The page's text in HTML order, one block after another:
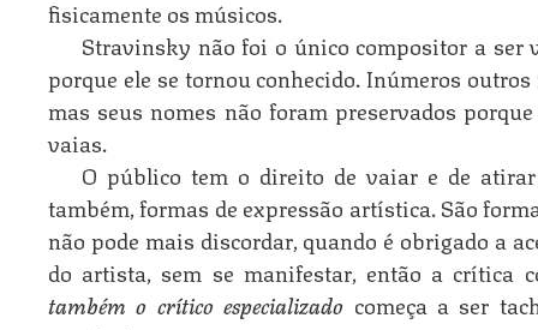
fisicamente os músicos.
Stravinsky não foi o único compositor a ser
porque ele se tornou conhecido. Inúmeros
mas seus nomes não foram preservados
vaias.
O público tem o direito de vaiar e de
também, formas de expressão artística. São
não pode mais discordar, quando é obrigado a
do artista, sem se manifestar, então a crítica
também o crítico especializado começa a ser